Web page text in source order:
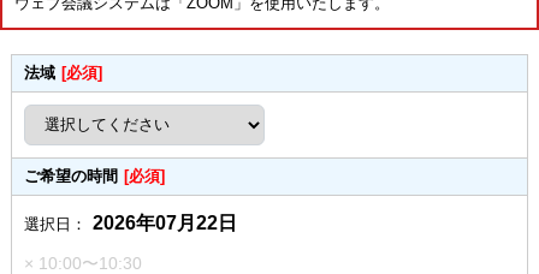
法域 [必須]
ご希望の時間 [必須]
選択日： 2026年07月22日
× 10:00〜10:30